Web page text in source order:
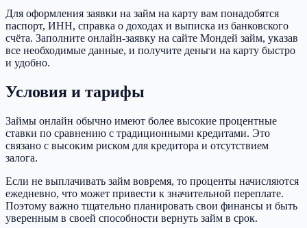
Для оформления заявки на займ на карту вам понадобятся
паспорт, ИНН, справка о доходах и выписка из банковского
счёта. Заполните онлайн-заявку на сайте Мондей займ, указав
все необходимые данные, и получите деньги на карту быстро
и удобно.
Условия и тарифы
Займы онлайн обычно имеют более высокие процентные
ставки по сравнению с традиционными кредитами. Это
связано с высоким риском для кредитора и отсутствием
залога.
Если не выплачивать займ вовремя, то проценты начисляются
ежедневно, что может привести к значительной переплате.
Поэтому важно тщательно планировать свои финансы и быть
уверенным в своей способности вернуть займ в срок.